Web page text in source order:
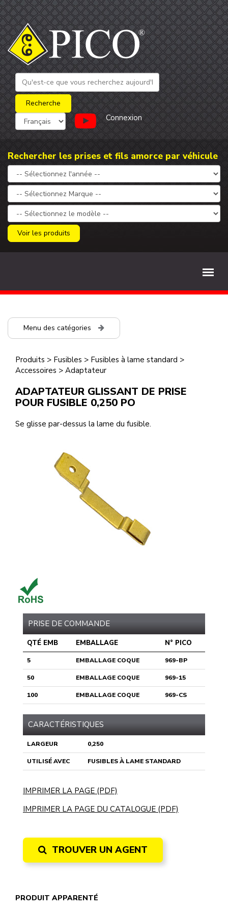
Connexion
Rechercher les prises et fils amorce par véhicule
Voir les produits
Menu des catégories
Produits > Fusibles > Fusibles à lame standard >
Accessoires > Adaptateur
ADAPTATEUR GLISSANT DE PRISE
POUR FUSIBLE 0,250 PO
Se glisse par-dessus la lame du fusible.
PRISE DE COMMANDE
QTÉ EMB EMBALLAGE N° PICO
5 EMBALLAGE COQUE 969-BP
50 EMBALLAGE COQUE 969-15
100 EMBALLAGE COQUE 969-CS
CARACTÉRISTIQUES
LARGEUR 0,250
UTILISÉ AVEC FUSIBLES À LAME STANDARD
IMPRIMER LA PAGE (PDF)
IMPRIMER LA PAGE DU CATALOGUE (PDF)
TROUVER UN AGENT
PRODUIT APPARENTÉ